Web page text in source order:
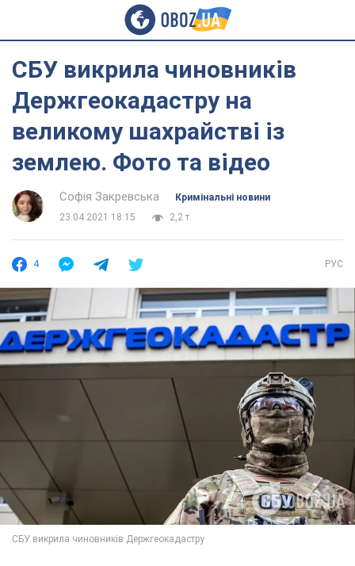
СБУ викрила чиновників
Держгеокадастру на
великому шахрайстві із
землею. Фото та відео
Софія Закревська
Кримінальні новини
23.04.2021 18:15
2,2 т.
4 РУС